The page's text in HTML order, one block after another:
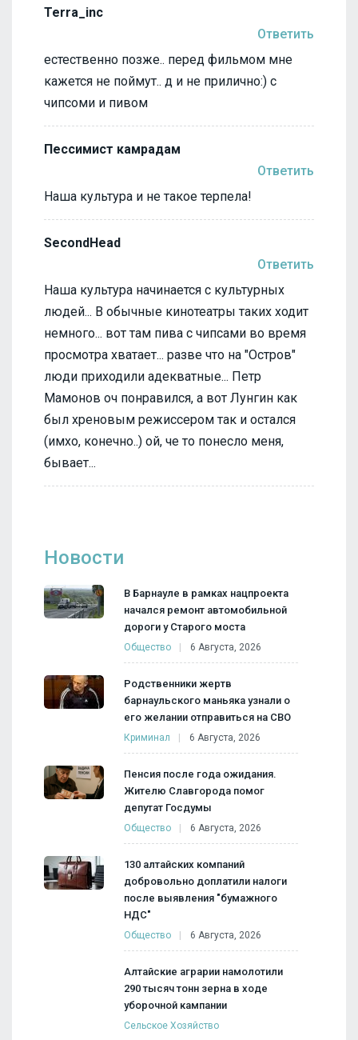
Terra_inc
Ответить
естественно позже.. перед фильмом мне
кажется не поймут.. д и не прилично:) с
чипсоми и пивом
Пессимист камрадам
Ответить
Наша культура и не такое терпела!
SecondHead
Ответить
Наша культура начинается с культурных
людей... В обычные кинотеатры таких ходит
немного... вот там пива с чипсами во время
просмотра хватает... разве что на "Остров"
люди приходили адекватные... Петр
Мамонов оч понравился, а вот Лунгин как
был хреновым режиссером так и остался
(имхо, конечно..) ой, че то понесло меня,
бывает...
Новости
В Барнауле в рамках нацпроекта
начался ремонт автомобильной
дороги у Старого моста
Общество 6 Августа, 2026
Родственники жертв
барнаульского маньяка узнали о
его желании отправиться на СВО
Криминал 6 Августа, 2026
Пенсия после года ожидания.
Жителю Славгорода помог
депутат Госдумы
Общество 6 Августа, 2026
130 алтайских компаний
добровольно доплатили налоги
после выявления "бумажного
НДС"
Общество 6 Августа, 2026
Алтайские аграрии намолотили
290 тысяч тонн зерна в ходе
уборочной кампании
Сельское Хозяйство